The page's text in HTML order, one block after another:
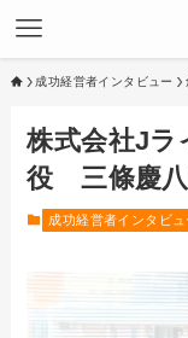
成功経営者インタビュー
株式会社J
役 三條慶
成功経営者インタビュ